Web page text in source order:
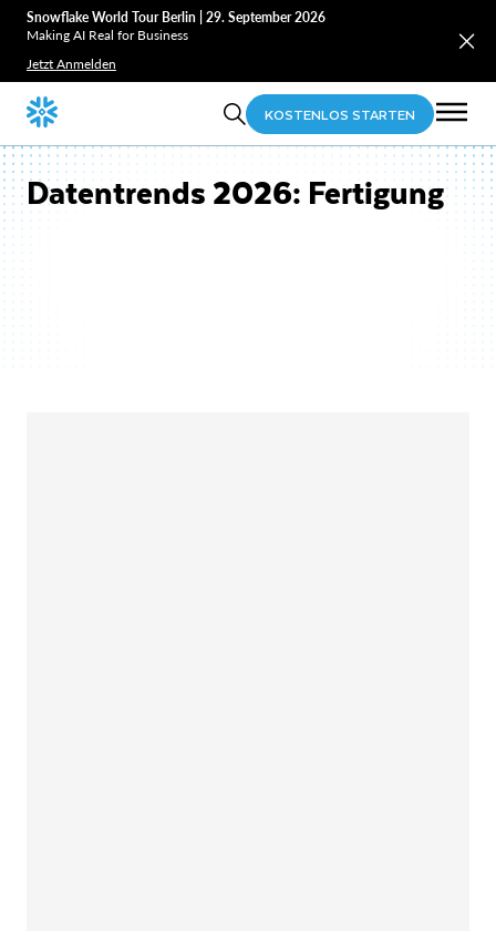
Snowflake World Tour Berlin | 29. September 2026
Making AI Real for Business
Jetzt Anmelden
KOSTENLOS STARTEN
Datentrends 2026: Fertigung